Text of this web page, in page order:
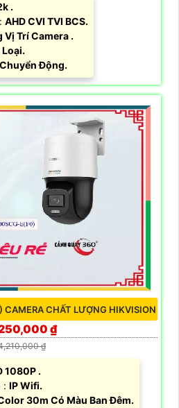
.
AHD CVI TVI BCS.
Vị Trí Camera .
Loại.
Động.
CHẤT LƯỢNG HIKVISION
₫
₫
1080P .
: IP Wifi.
30m Có Màu Ban Đêm.